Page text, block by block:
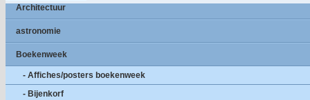
Architectuur
astronomie
Boekenweek
- Affiches/posters boekenweek
- Bijenkorf